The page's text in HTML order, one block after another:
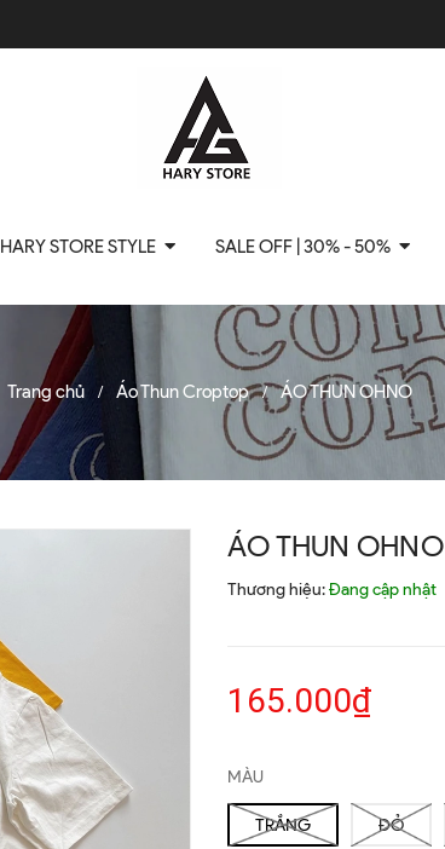
HARY STORE STYLE SALE OFF | 30% - 50%
Trang chủ / Áo Thun Croptop / ÁO THUN OHNO
ÁO THUN OHNO
Thương hiệu:Đang cập nhật
165.000₫
MÀU
TRẮNG ĐỎ